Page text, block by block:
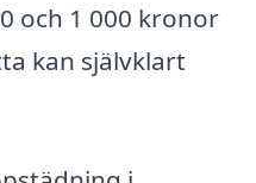
och 1 000 kronor
kan självklart